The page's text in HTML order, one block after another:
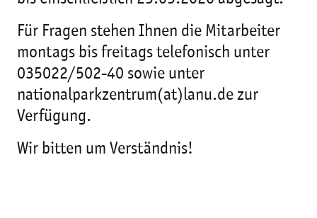
Für Fragen stehen Ihnen die Mitarbeiter
montags bis freitags telefonisch unter
035022/502-40 sowie unter
nationalparkzentrum(at)lanu.de zur
Verfügung.
Wir bitten um Verständnis!